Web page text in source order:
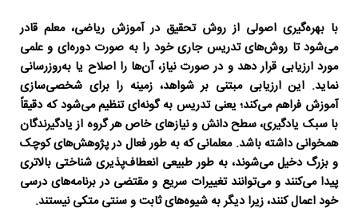
با بهره‌گیری اصولی از روش تحقیق در آموزش ریاضی، معلم قادر
می‌شود تا روش‌های تدریس جاری خود را به صورت دوره‌ای و علمی
مورد ارزیابی قرار دهد و در صورت نیاز، آن‌ها را اصلاح یا به‌روزرسانی
نماید. این ارزیابی مبتنی بر شواهد، زمینه را برای شخصی‌سازی
آموزش فراهم می‌کند؛ یعنی تدریس به گونه‌ای تنظیم می‌شود که دقیقاً
با سبک یادگیری، سطح دانش و نیازهای خاص هر گروه از یادگیرندگان
همخوانی داشته باشد. معلمانی که به طور فعال در پژوهش‌های کوچک
و بزرگ دخیل می‌شوند، به طور طبیعی انعطاف‌پذیری شناختی بالاتری
پیدا می‌کنند و می‌توانند تغییرات سریع و مقتضی در برنامه‌های درسی
خود اعمال کنند، زیرا دیگر به شیوه‌های ثابت و سنتی متکی نیستند.